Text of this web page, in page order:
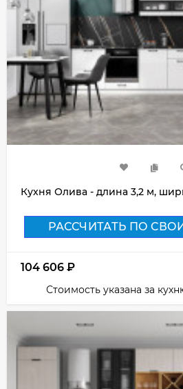
Кухня Олива - длина 3,2 м,
РАССЧИТАТЬ ПО
104 606 ₽
Стоимость указана за